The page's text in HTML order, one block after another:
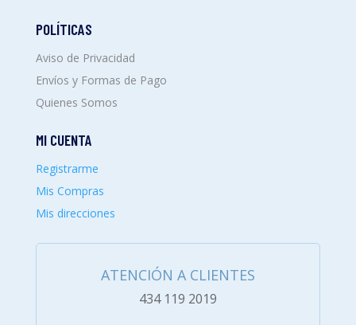
POLÍTICAS
Aviso de Privacidad
Envíos y Formas de Pago
Quienes Somos
MI CUENTA
Registrarme
Mis Compras
Mis direcciones
ATENCIÓN A CLIENTES
434 119 2019